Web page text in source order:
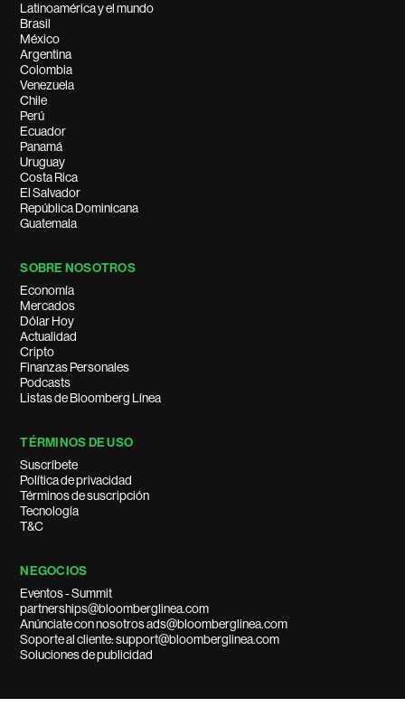
Latinoamérica y el mundo
Brasil
México
Argentina
Colombia
Venezuela
Chile
Perú
Ecuador
Panamá
Uruguay
Costa Rica
El Salvador
República Dominicana
Guatemala
SOBRE NOSOTROS
Economía
Mercados
Dólar Hoy
Actualidad
Cripto
Finanzas Personales
Podcasts
Listas de Bloomberg Línea
TÉRMINOS DE USO
Suscríbete
Política de privacidad
Términos de suscripción
Tecnología
T&C
NEGOCIOS
Eventos - Summit
partnerships@bloomberglinea.com
Anúnciate con nosotros ads@bloomberglinea.com
Soporte al cliente: support@bloomberglinea.com
Soluciones de publicidad